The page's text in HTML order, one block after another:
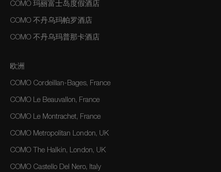
COMO 玛丽富士岛度假酒店
COMO 不丹乌玛帕罗酒店
COMO 不丹乌玛普那卡酒店
欧洲
COMO Cordeillan-Bages, France
COMO Le Beauvallon, France
COMO Le Montrachet, France
COMO Metropolitan London, UK
COMO The Halkin, London, UK
COMO Castello Del Nero, Italy